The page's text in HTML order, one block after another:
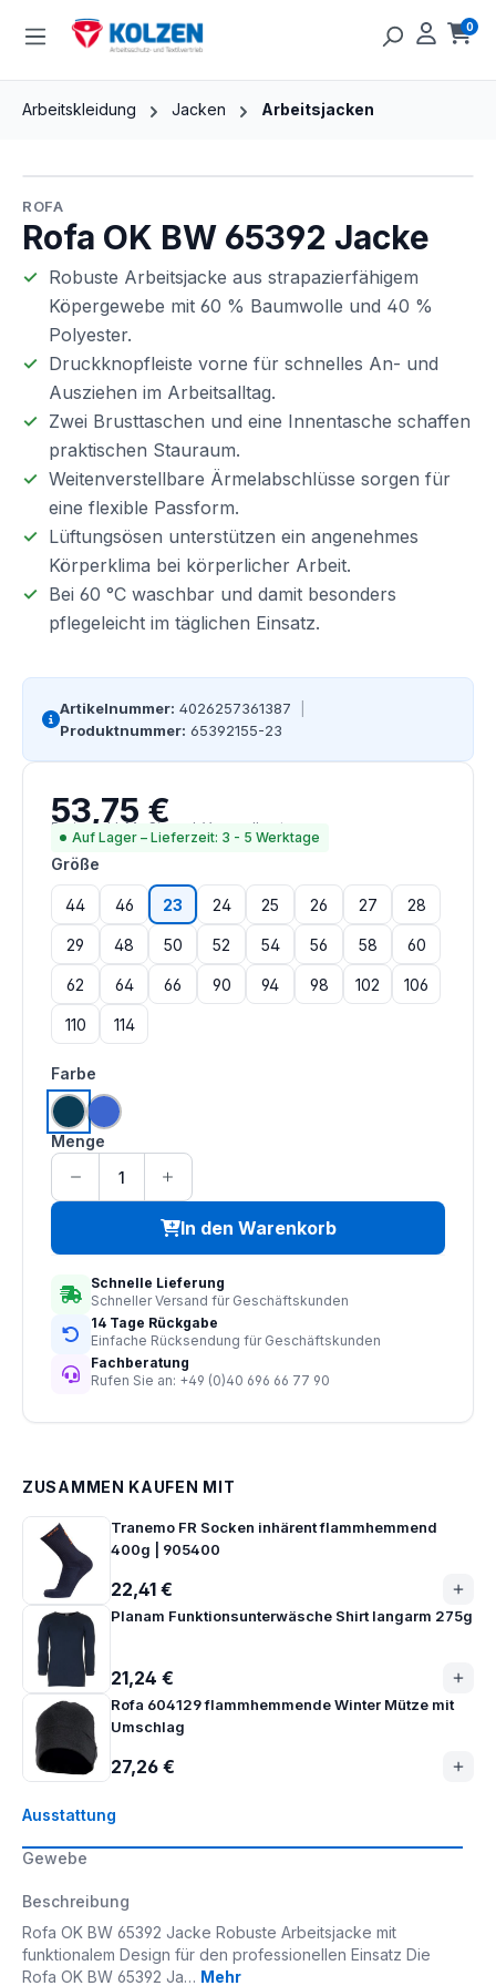
Zum Hauptinhalt springen 0
Arbeitskleidung Jacken Arbeitsjacken
ROFA
Rofa OK BW 65392 Jacke
Robuste Arbeitsjacke aus strapazierfähigem
Köpergewebe mit 60 % Baumwolle und 40 %
Polyester.
Druckknopfleiste vorne für schnelles An- und
Ausziehen im Arbeitsalltag.
Zwei Brusttaschen und eine Innentasche schaffen
praktischen Stauraum.
Weitenverstellbare Ärmelabschlüsse sorgen für
eine flexible Passform.
Lüftungsösen unterstützen ein angenehmes
Körperklima bei körperlicher Arbeit.
Bei 60 °C waschbar und damit besonders
pflegeleicht im täglichen Einsatz.
Artikelnummer: 4026257361387
Produktnummer: 65392155-23
Ausstattung
Gewebe
Beschreibung
Rofa OK BW 65392 Jacke Robuste Arbeitsjacke mit
funktionalem Design für den professionellen Einsatz Die
Rofa OK BW 65392 Ja… Mehr
Regulärer Preis:
53,75 €
Preise inkl. MwSt. zzgl. Versandkosten
Auf Lager – Lieferzeit: 3 - 5 Werktage
Größe
44 46 23 24 25 26 27 28
29 48 50 52 54 56 58 60
62 64 66 90 94 98 102 106
110 114
Farbe
marinekornblau
Menge
In den Warenkorb
Schnelle Lieferung
Schneller Versand für Geschäftskunden
14 Tage Rückgabe
Einfache Rücksendung für Geschäftskunden
Fachberatung
Rufen Sie an: +49 (0)40 696 66 77 90
ZUSAMMEN KAUFEN MIT
Tranemo FR Socken inhärent flammhemmend
400g | 905400
22,41 €
Planam Funktionsunterwäsche Shirt langarm 275g
21,24 €
Rofa 604129 flammhemmende Winter Mütze mit
Umschlag
27,26 €